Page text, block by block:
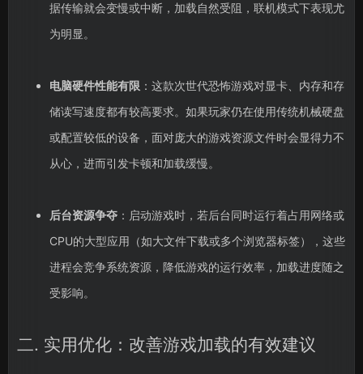
据传输就会变慢或中断，加载自然受阻，联机模式下表现尤
为明显。
电脑硬件性能有限：这款次世代恐怖游戏对显卡、内存和存
储读写速度都有较高要求。如果玩家仍在使用传统机械硬盘
或配置较低的设备，面对庞大的游戏资源文件时会显得力不
从心，进而引发卡顿和加载缓慢。
后台资源争夺：启动游戏时，若后台同时运行着占用网络或
CPU的大型应用（如大文件下载或多个浏览器标签），这些
进程会竞争系统资源，降低游戏的运行效率，加载进度随之
受影响。
二. 实用优化：改善游戏加载的有效建议